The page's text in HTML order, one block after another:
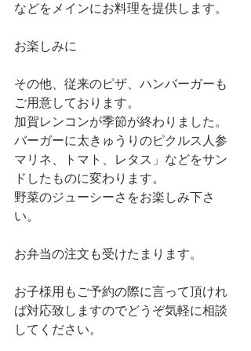
などをメインにお料理を提供します。
お楽しみに
その他、従来のピザ、ハンバーガーも
ご用意しております。
加賀レンコンが季節が終わりました。
バーガーに太きゅうりのピクルス人参
マリネ、トマト、レタス」などをサン
ドしたものに変わります。
野菜のジューシーさをお楽しみ下さ
い。
お弁当の注文も受けたまります。
お子様用もご予約の際に言って頂けれ
ば対応致しますのでどうぞ気軽に相談
してください。